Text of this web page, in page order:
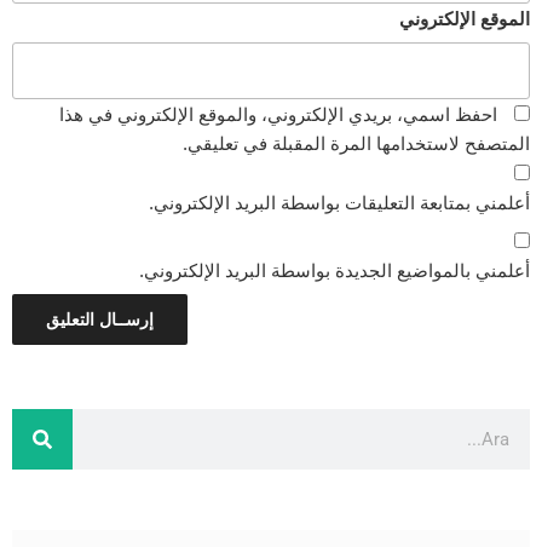
الموقع الإلكتروني
احفظ اسمي، بريدي الإلكتروني، والموقع الإلكتروني في هذا
المتصفح لاستخدامها المرة المقبلة في تعليقي.
أعلمني بمتابعة التعليقات بواسطة البريد الإلكتروني.
أعلمني بالمواضيع الجديدة بواسطة البريد الإلكتروني.